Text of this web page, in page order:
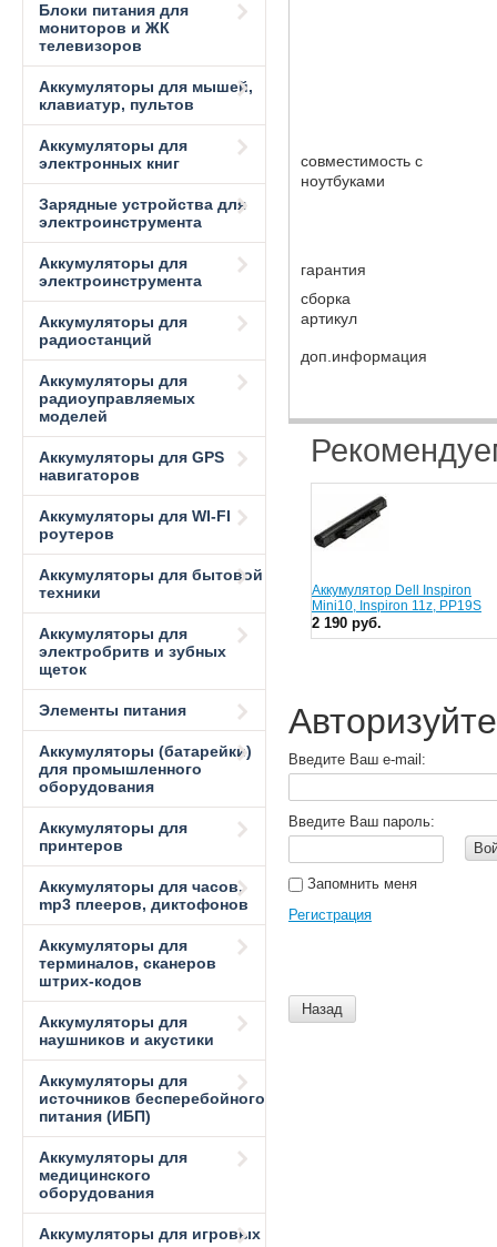
Блоки питания для
мониторов и ЖК
телевизоров
Аккумуляторы для мышей,
клавиатур, пультов
Аккумуляторы для
электронных книг
Зарядные устройства для
электроинструмента
Аккумуляторы для
электроинструмента
Аккумуляторы для
радиостанций
Аккумуляторы для
радиоуправляемых
моделей
Аккумуляторы для GPS
навигаторов
Аккумуляторы для WI-FI
роутеров
Аккумуляторы для бытовой
техники
Аккумуляторы для
электробритв и зубных
щеток
Элементы питания
Аккумуляторы (батарейки)
для промышленного
оборудования
Аккумуляторы для
принтеров
Аккумуляторы для часов,
mp3 плееров, диктофонов
Аккумуляторы для
терминалов, сканеров
штрих-кодов
Аккумуляторы для
наушников и акустики
Аккумуляторы для
источников бесперебойного
питания (ИБП)
Аккумуляторы для
медицинского
оборудования
Аккумуляторы для игровых
совместимость с
ноутбуками
гарантия
сборка
артикул
доп.информация
Аккумулятор Dell Inspiron
Mini10, Inspiron 11z, PP19S
2 190 руб.
Введите Ваш e-mail:
Введите Ваш пароль:
Запомнить меня
Регистрация
Назад